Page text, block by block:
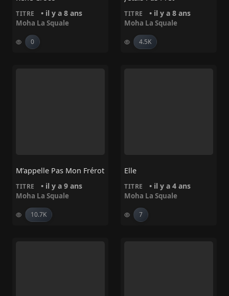
TITRE • il y a 8 ans
Moha La Squale
0
TITRE • il y a 8 ans
Moha La Squale
4.5K
M’appelle Pas Mon Frérot
TITRE • il y a 9 ans
Moha La Squale
10.7K
Elle
TITRE • il y a 4 ans
Moha La Squale
7